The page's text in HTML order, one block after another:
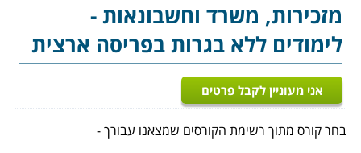
מזכירות, משרד וחשבונאות-
לימודים ללא בגרות בפריסה ארצית
אני מעוניין לקבל פרטים
בחר קורס מתוך רשימת הקורסים שמצאנו עבורך -